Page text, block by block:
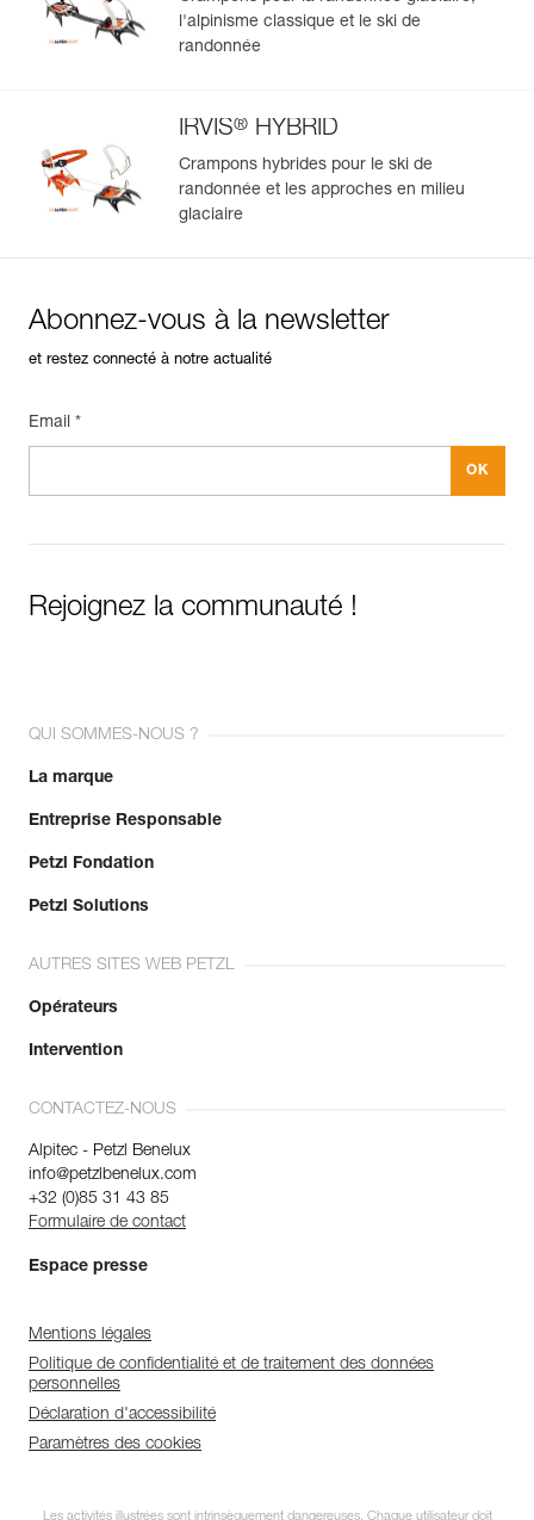
l'alpinisme classique et le ski de
randonnée
IRVIS® HYBRID
Crampons hybrides pour le ski de
randonnée et les approches en milieu
glaciaire
Abonnez-vous à la newsletter
et restez connecté à notre actualité
Email *
Rejoignez la communauté !
QUI SOMMES-NOUS ?
La marque
Entreprise Responsable
Petzl Fondation
Petzl Solutions
AUTRES SITES WEB PETZL
Opérateurs
Intervention
CONTACTEZ-NOUS
Alpitec - Petzl Benelux
info@petzlbenelux.com
+32 (0)85 31 43 85
Formulaire de contact
Espace presse
Mentions légales
Politique de confidentialité et de traitement des données
personnelles
Déclaration d'accessibilité
Paramètres des cookies
Les activités illustrées sont intrinsèquement dangereuses. Chaque utilisateur doit